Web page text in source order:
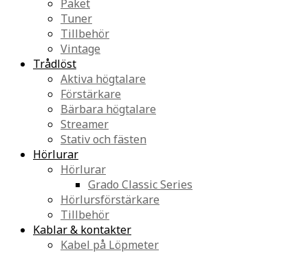
Paket
Tuner
Tillbehör
Vintage
Trådlöst
Aktiva högtalare
Förstärkare
Bärbara högtalare
Streamer
Stativ och fästen
Hörlurar
Hörlurar
Grado Classic Series
Hörlursförstärkare
Tillbehör
Kablar & kontakter
Kabel på Löpmeter